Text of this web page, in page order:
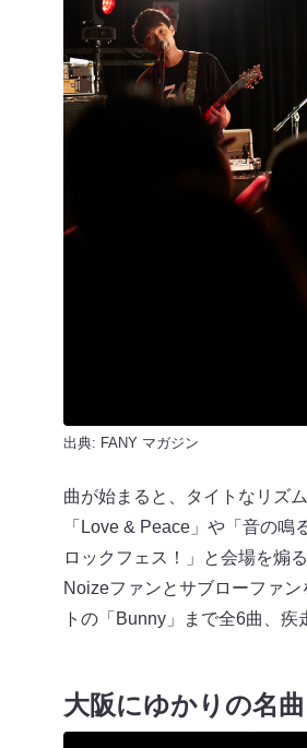
出典: FANY マガジン
曲が始まると、タイトなリズ
「Love & Peace」や「音の
ロックフェス！」と会場を煽
Noizeファンとサブローファ
トの「Bunny」まで全6曲、疾
大阪にゆかりの名